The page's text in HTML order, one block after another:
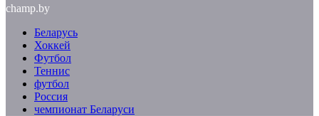
champ.by
Беларусь
Хоккей
Футбол
Теннис
футбол
Россия
чемпионат Беларуси